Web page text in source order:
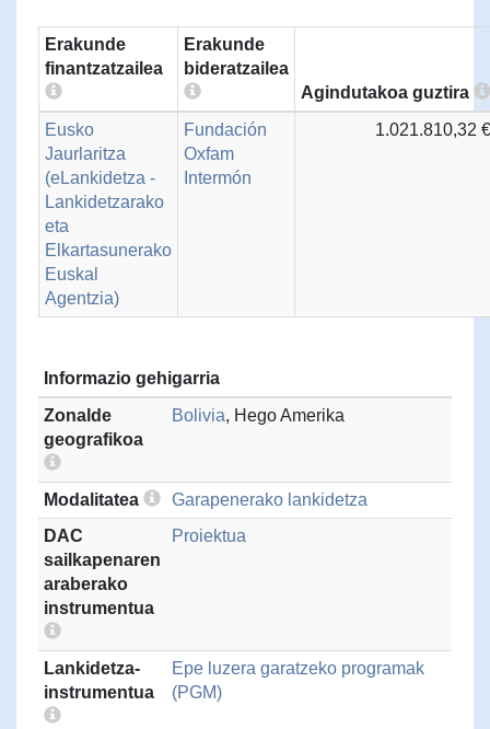
Erakunde
finantzatzailea
Erakunde
bideratzailea
Agindutakoa guztira
Eusko
Jaurlaritza
(eLankidetza -
Lankidetzarako
eta
Elkartasunerako
Euskal
Agentzia)
Fundación
Oxfam
Intermón
1.021.810,32 €
Informazio gehigarria
Zonalde
geografikoa
Bolivia, Hego Amerika
Modalitatea
Garapenerako lankidetza
DAC
sailkapenaren
araberako
instrumentua
Proiektua
Lankidetza-
instrumentua
Epe luzera garatzeko programak
(PGM)